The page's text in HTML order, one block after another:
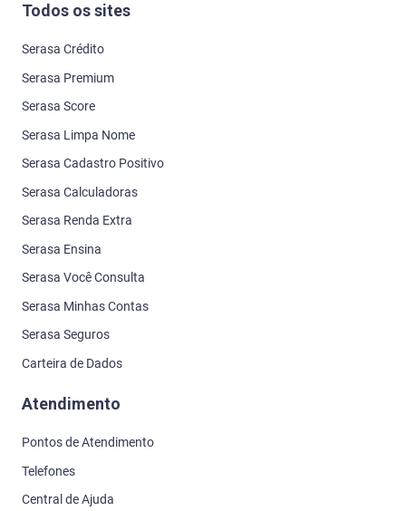
Todos os sites
Serasa Crédito
Serasa Premium
Serasa Score
Serasa Limpa Nome
Serasa Cadastro Positivo
Serasa Calculadoras
Serasa Renda Extra
Serasa Ensina
Serasa Você Consulta
Serasa Minhas Contas
Serasa Seguros
Carteira de Dados
Atendimento
Pontos de Atendimento
Telefones
Central de Ajuda